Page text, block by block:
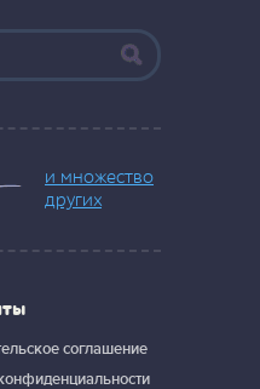
и множество
других
соглашение